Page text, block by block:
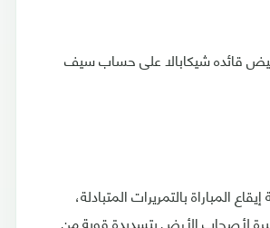
قائده شيكابالا على حساب سيف
المباراة بالتمريرات المتبادلة،
لأصحاب الأرض بتسديدة قوية من